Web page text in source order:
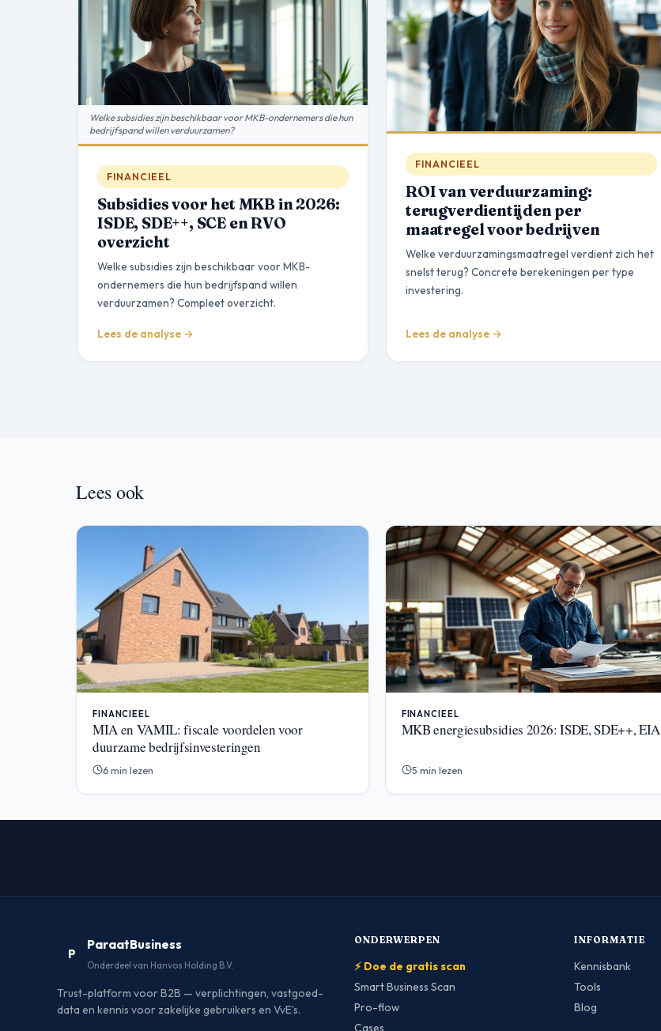
Welke subsidies zijn beschikbaar voor MKB-ondernemers die hun
bedrijfspand willen verduurzamen?
FINANCIEEL
Subsidies voor het MKB in 2026:
ISDE, SDE++, SCE en RVO
overzicht
Welke subsidies zijn beschikbaar voor MKB-
ondernemers die hun bedrijfspand willen
verduurzamen? Compleet overzicht.
Lees de analyse →
FINANCIEEL
ROI van verduurzaming:
terugverdientijden per
maatregel voor bedrijven
Welke verduurzamingsmaatregel verdient zich het
snelst terug? Concrete berekeningen per type
investering.
Lees de analyse →
Lees ook
FINANCIEEL
MIA en VAMIL: fiscale voordelen voor
duurzame bedrijfsinvesteringen
6 min lezen
FINANCIEEL
MKB energiesubsidies 2026: ISDE, SDE++, EIA
5 min lezen
P
ParaatBusiness
Onderdeel van Hanvos Holding B.V.
Trust-platform voor B2B — verplichtingen, vastgoed-
data en kennis voor zakelijke gebruikers en VvE's.
ONDERWERPEN
⚡ Doe de gratis scan
Smart Business Scan
Pro-flow
Cases
INFORMATIE
Kennisbank
Tools
Blog